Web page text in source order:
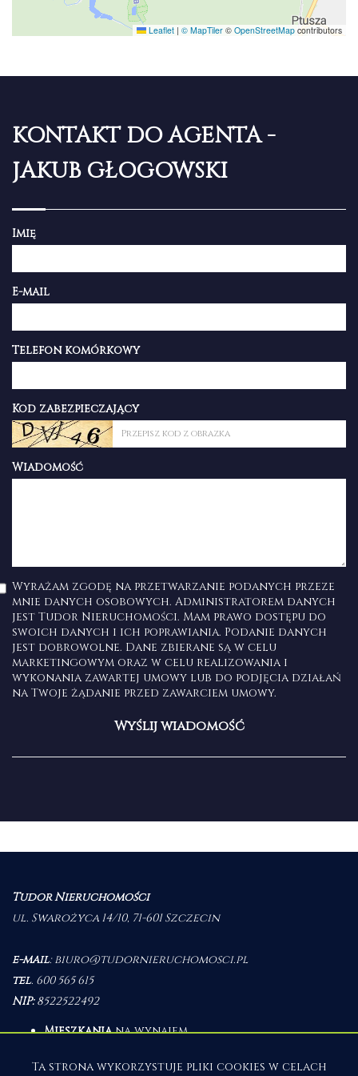
Leaflet | © MapTiler © OpenStreetMap contributors
KONTAKT DO AGENTA -
JAKUB GŁOGOWSKI
Imię
E-mail
Telefon komórkowy
Kod zabezpieczający
Wiadomość
Wyrażam zgodę na przetwarzanie podanych przeze
mnie danych osobowych. Administratorem danych
jest Tudor Nieruchomości. Mam prawo dostępu do
swoich danych i ich poprawiania. Podanie danych
jest dobrowolne. Dane zbierane są w celu
marketingowym oraz w celu realizowania i
wykonania zawartej umowy lub do podjęcia działań
na Twoje żądanie przed zawarciem umowy.
Tudor Nieruchomości
ul. Swarożyca 14/10, 71-601 Szczecin
e-mail:biuro@tudornieruchomosci.pl
tel. 600 565 615
NIP:8522522492
Mieszkaniana wynajem
Działkina wynajem
Ta strona wykorzystuje pliki cookies w celach